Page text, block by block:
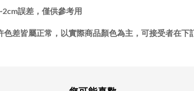
誤差，僅供參考用
差皆屬正常，以實際商品顏色為主，可接受者在下訂